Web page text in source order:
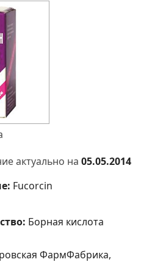
актуально на 05.05.2014
Fucorcin
Борная кислота
ФармФабрика,